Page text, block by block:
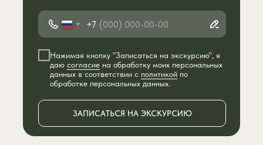
+7
Нажимая кнопку "Записаться на экскурсию", я
даю согласие на обработку моих персональных
данных в соответствии с политикой по
обработке персональных данных.
ЗАПИСАТЬСЯ НА ЭКСКУРСИЮ